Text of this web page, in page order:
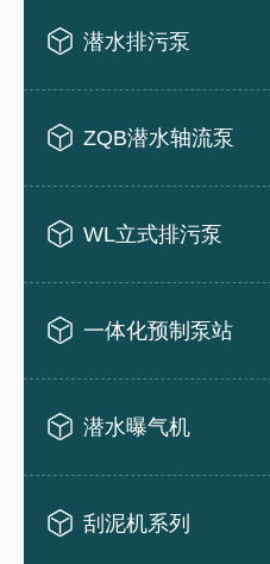
潜水排污泵
ZQB潜水轴流泵
WL立式排污泵
一体化预制泵站
潜水曝气机
刮泥机系列